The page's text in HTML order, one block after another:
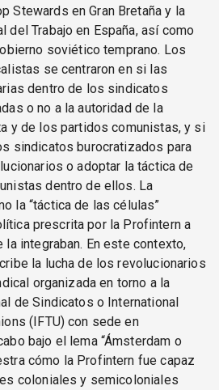
Stewards en Gran Bretaña y la
del Trabajo en España, así como
soviético temprano. Los
se centraron en si las
dentro de los sindicatos
o no a la autoridad de la
y de los partidos comunistas, y si
sindicatos burocratizados para
o adoptar la táctica de
dentro de ellos. La
la “táctica de las células”
prescrita por la Profintern a
integraban. En este contexto,
la lucha de los revolucionarios
organizada en torno a la
de Sindicatos o International
(IFTU) con sede en
bajo el lema “Ámsterdam o
cómo la Profintern fue capaz
coloniales y semicoloniales